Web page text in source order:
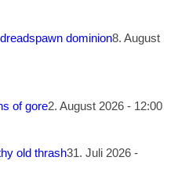
dominion8. August
of gore2. August 2026 - 12:00
old thrash31. Juli 2026 -